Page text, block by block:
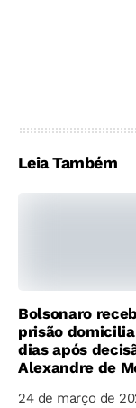
Leia Também
Bolsonaro
prisão
dias após
Alexandre de
24 de março de